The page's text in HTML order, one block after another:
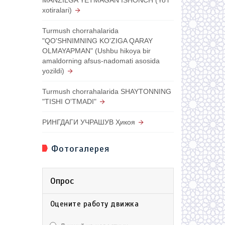
xotiralari)
Turmush chorrahalarida
"QO'SHNIMNING KO'ZIGA QARAY
OLMAYAPMAN" (Ushbu hikoya bir
amaldorning afsus-nadomati asosida
yozildi)
Turmush chorrahalarida SHAYTONNING
"TISHI O'TMADI"
РИНГДАГИ УЧРАШУВ Ҳикоя
Фотогалерея
Опрос
Оцените работу движка